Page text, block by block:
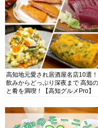
高知地元愛され居酒屋名店10選
飲みからどっぷり深夜まで 高知
と肴を満喫！【高知グルメPro】